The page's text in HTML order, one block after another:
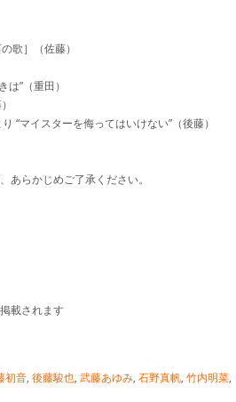
歌］（佐藤）
”（重田）
“マイスターを侮ってはいけない”（後藤）
あらかじめご了承ください。
載されます
初音, 後藤駿也, 武藤あゆみ, 石野真帆, 竹内明菜,